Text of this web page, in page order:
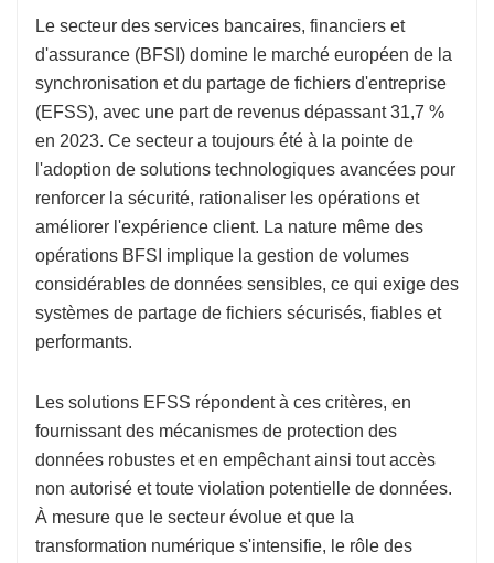
Le secteur des services bancaires, financiers et
d'assurance (BFSI) domine le marché européen de la
synchronisation et du partage de fichiers d'entreprise
(EFSS), avec une part de revenus dépassant 31,7 %
en 2023. Ce secteur a toujours été à la pointe de
l'adoption de solutions technologiques avancées pour
renforcer la sécurité, rationaliser les opérations et
améliorer l'expérience client. La nature même des
opérations BFSI implique la gestion de volumes
considérables de données sensibles, ce qui exige des
systèmes de partage de fichiers sécurisés, fiables et
performants.
Les solutions EFSS répondent à ces critères, en
fournissant des mécanismes de protection des
données robustes et en empêchant ainsi tout accès
non autorisé et toute violation potentielle de données.
À mesure que le secteur évolue et que la
transformation numérique s'intensifie, le rôle des